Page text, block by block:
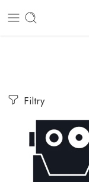
E:
Filtry
40x40cm
60x60cm